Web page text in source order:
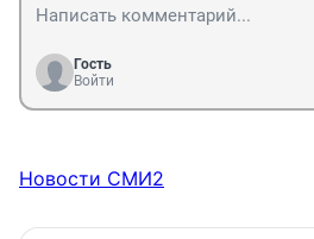
Гость
Войти
Новости СМИ2